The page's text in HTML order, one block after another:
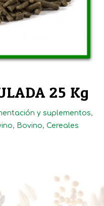
25 Kg
y suplementos,
, Bovino, Cereales